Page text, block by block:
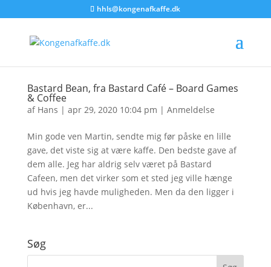
hhls@kongenafkaffe.dk
Bastard Bean, fra Bastard Café – Board Games
& Coffee
af Hans | apr 29, 2020 10:04 pm | Anmeldelse
Min gode ven Martin, sendte mig før påske en lille
gave, det viste sig at være kaffe. Den bedste gave af
dem alle. Jeg har aldrig selv været på Bastard
Cafeen, men det virker som et sted jeg ville hænge
ud hvis jeg havde muligheden. Men da den ligger i
København, er...
Søg